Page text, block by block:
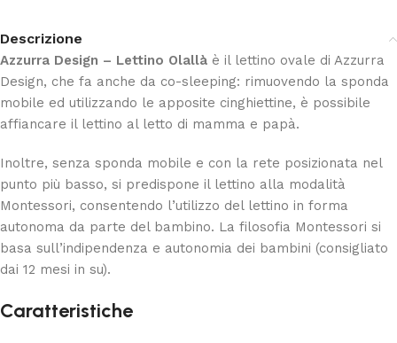
Descrizione
Azzurra Design – Lettino Olallà è il lettino ovale di Azzurra
Design, che fa anche da co-sleeping: rimuovendo la sponda
mobile ed utilizzando le apposite cinghiettine, è possibile
affiancare il lettino al letto di mamma e papà.
Inoltre, senza sponda mobile e con la rete posizionata nel
punto più basso, si predispone il lettino alla modalità
Montessori, consentendo l’utilizzo del lettino in forma
autonoma da parte del bambino. La filosofia Montessori si
basa sull’indipendenza e autonomia dei bambini (consigliato
dai 12 mesi in su).
Caratteristiche